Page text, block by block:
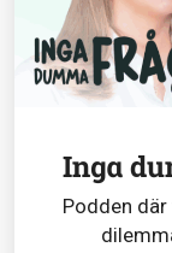
Inga
Podden